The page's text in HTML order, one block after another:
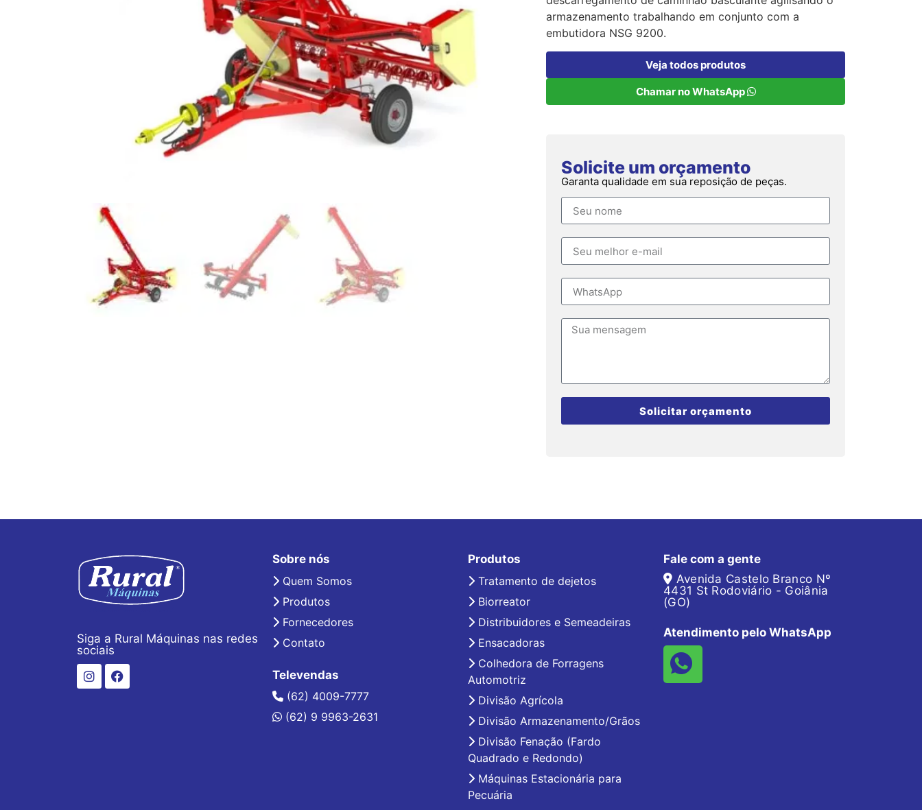
armazenamento trabalhando em conjunto com a
embutidora NSG 9200.
Veja todos produtos
Chamar no WhatsApp
Solicite um orçamento
Garanta qualidade em sua reposição de peças.
Solicitar orçamento
Siga a Rural Máquinas nas redes
sociais
Sobre nós
Quem Somos
Produtos
Fornecedores
Contato
Televendas
(62) 4009-7777
(62) 9 9963-2631
Produtos
Tratamento de dejetos
Biorreator
Distribuidores e Semeadeiras
Ensacadoras
Colhedora de Forragens
Automotriz
Divisão Agrícola
Divisão Armazenamento/Grãos
Divisão Fenação (Fardo
Quadrado e Redondo)
Máquinas Estacionária para
Pecuária
Fale com a gente
Avenida Castelo Branco Nº
4431 St Rodoviário - Goiânia
(GO)
Atendimento pelo WhatsApp